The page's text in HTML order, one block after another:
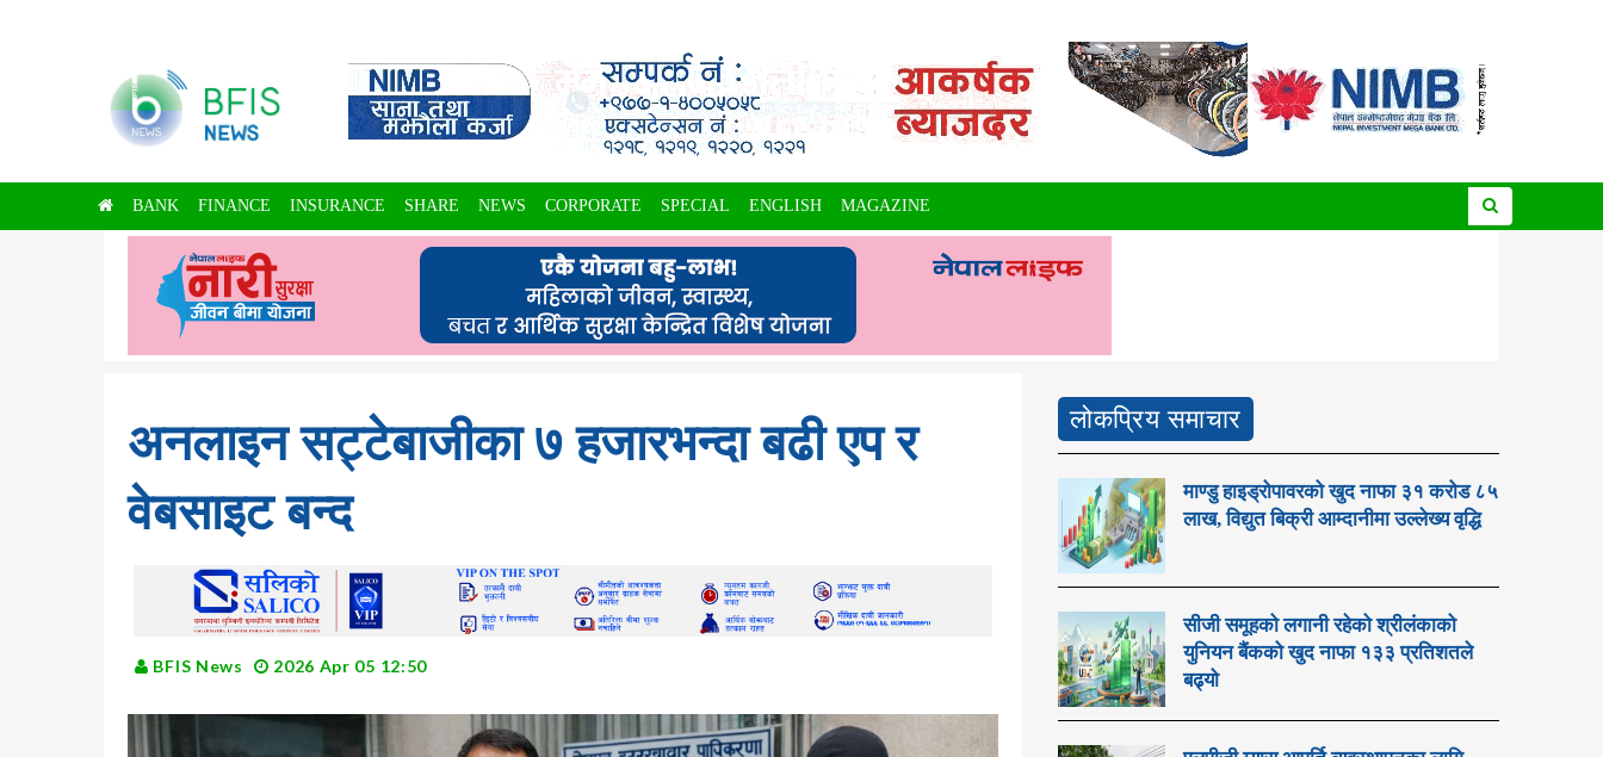
BANK FINANCE INSURANCE SHARE NEWS CORPORATE SPECIAL ENGLISH MAGAZINE
अनलाइन सट्टेबाजीका ७ हजारभन्दा बढी एप र
वेबसाइट बन्द
BFIS News 2026 Apr 05 12:50
लोकप्रिय समाचार
माण्डु हाइड्रोपावरको खुद नाफा ३१ करोड ८५
लाख, विद्युत बिक्री आम्दानीमा उल्लेख्य वृद्धि
सीजी समूहको लगानी रहेको श्रीलंकाको
युनियन बैंकको खुद नाफा १३३ प्रतिशतले
बढ्यो